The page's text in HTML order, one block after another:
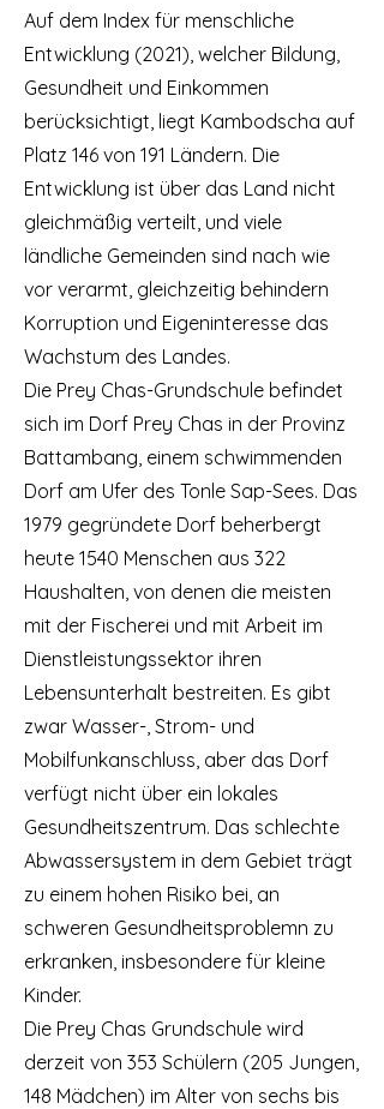
Auf dem Index für menschliche
Entwicklung (2021), welcher Bildung,
Gesundheit und Einkommen
berücksichtigt, liegt Kambodscha auf
Platz 146 von 191 Ländern. Die
Entwicklung ist über das Land nicht
gleichmäßig verteilt, und viele
ländliche Gemeinden sind nach wie
vor verarmt, gleichzeitig behindern
Korruption und Eigeninteresse das
Wachstum des Landes.
Die Prey Chas-Grundschule befindet
sich im Dorf Prey Chas in der Provinz
Battambang, einem schwimmenden
Dorf am Ufer des Tonle Sap-Sees. Das
1979 gegründete Dorf beherbergt
heute 1540 Menschen aus 322
Haushalten, von denen die meisten
mit der Fischerei und mit Arbeit im
Dienstleistungssektor ihren
Lebensunterhalt bestreiten. Es gibt
zwar Wasser-, Strom- und
Mobilfunkanschluss, aber das Dorf
verfügt nicht über ein lokales
Gesundheitszentrum. Das schlechte
Abwassersystem in dem Gebiet trägt
zu einem hohen Risiko bei, an
schweren Gesundheitsproblemn zu
erkranken, insbesondere für kleine
Kinder.
Die Prey Chas Grundschule wird
derzeit von 353 Schülern (205 Jungen,
148 Mädchen) im Alter von sechs bis